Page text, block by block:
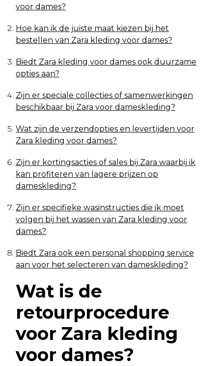
voor dames?
Hoe kan ik de juiste maat kiezen bij het
bestellen van Zara kleding voor dames?
Biedt Zara kleding voor dames ook duurzame
opties aan?
Zijn er speciale collecties of samenwerkingen
beschikbaar bij Zara voor dameskleding?
Wat zijn de verzendopties en levertijden voor
Zara kleding voor dames?
Zijn er kortingsacties of sales bij Zara waarbij ik
kan profiteren van lagere prijzen op
dameskleding?
Zijn er specifieke wasinstructies die ik moet
volgen bij het wassen van Zara kleding voor
dames?
Biedt Zara ook een personal shopping service
aan voor het selecteren van dameskleding?
Wat is de
retourprocedure
voor Zara kleding
voor dames?